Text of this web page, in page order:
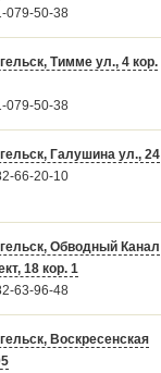
079-50-38
Тимме ул., 4 кор.
079-50-38
Галушина ул., 24
66-20-10
Обводный Канал
18 кор. 1
63-96-48
Воскресенская